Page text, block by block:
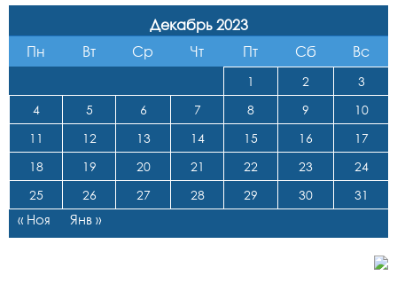
Декабрь 2023
Пн
Вт Ср Чт Пт Сб Вс
1 2
3
4
5 6 7 8 9
10
11
12 13 14 15 16
17
18
19 20 21 22 23
24
25
26 27 28 29 30 31
« Ноя Янв »